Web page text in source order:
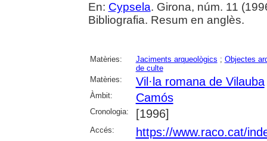
En: Cypsela. Girona, núm. 11
Bibliografia. Resum en anglès.
Matèries: Jaciments arqueològics ; Objectes
de culte
Matèries:
Vil·la romana de Vilauba
Àmbit: Camós
Cronologia: [1996]
Accés: https://www.raco.cat/